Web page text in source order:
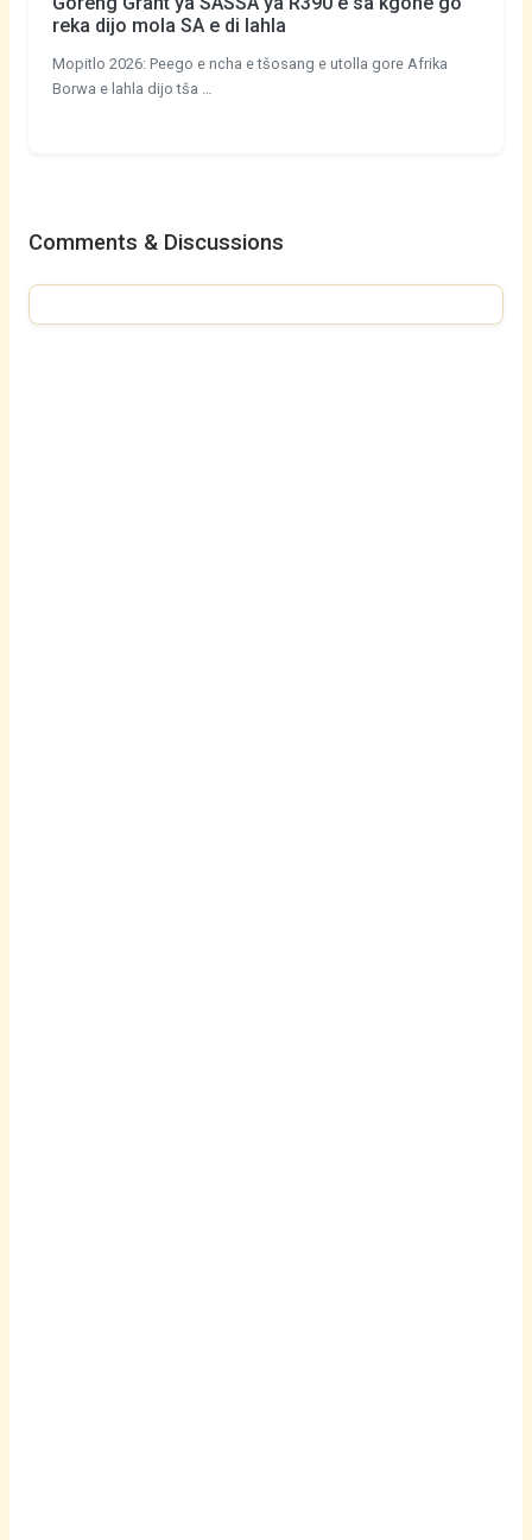
reka dijo mola SA e di lahla
Mopitlo 2026: Peego e ncha e tšosang e utolla gore Afrika
Borwa e lahla dijo tša …
Comments & Discussions